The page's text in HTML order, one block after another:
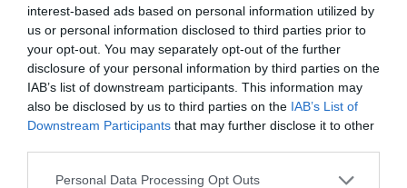
interest-based ads based on personal information utilized by
us or personal information disclosed to third parties prior to
your opt-out. You may separately opt-out of the further
disclosure of your personal information by third parties on the
IAB’s list of downstream participants. This information may
also be disclosed by us to third parties on the IAB’s List of
Downstream Participants that may further disclose it to other
Please note that this website/app uses one or more Google
Personal Data Processing Opt Outs